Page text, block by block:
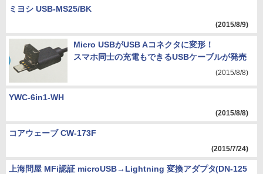
ミヨシ USB-MS25/BK
(2015/8/9)
Micro USBがUSB Aコネクタに変形！
スマホ同士の充電もできるUSBケーブルが発売
(2015/8/8)
YWC-6in1-WH
(2015/8/8)
コアウェーブ CW-173F
(2015/7/24)
上海問屋 MFi認証 microUSB→Lightning 変換アダプタ(DN-125